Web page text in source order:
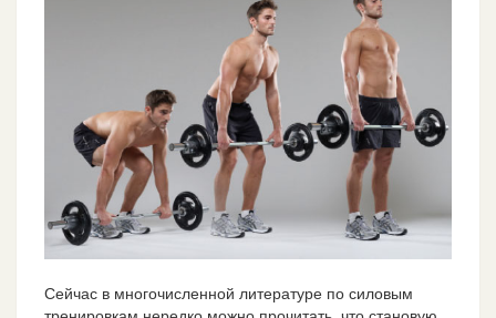
Сейчас в многочисленной литературе по силовым